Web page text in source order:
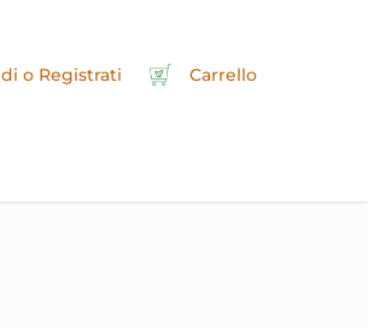
o Registrati Carrello